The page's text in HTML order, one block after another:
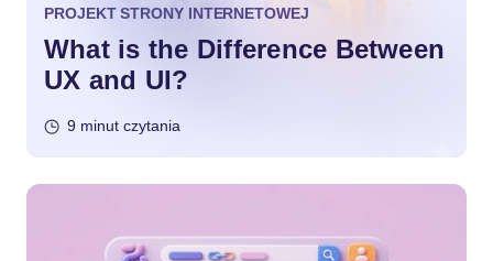
PROJEKT STRONY INTERNETOWEJ
What is the Difference Between
UX and UI?
9 minut czytania